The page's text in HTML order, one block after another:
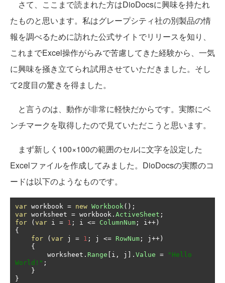
さて、ここまで読まれた方はDioDocsに興味を持たれ
たものと思います。私はグレープシティ社の別製品の情
報を調べるために訪れた公式サイトでリリースを知り、
これまでExcel操作がらみで苦慮してきた経験から、一気
に興味を掻き立てられ試用させていただきました。そし
て2度目の驚きを得ました。
と言うのは、動作が非常に軽快だからです。実際にベ
ンチマークを取得したので見ていただこうと思います。
まず新しく100×100の範囲のセルに文字を設定した
Excelファイルを作成してみました。DioDocsの実際のコ
ードは以下のようなものです。
var workbook = new Workbook();
var worksheet = workbook . ActiveSheet ;
for
( var i = 1 ; i <= ColumnNum ; i++)
{
for
( var j = 1 ; j <= RowNum ; j ++)
{
        worksheet
. Range i , j ]. Value =
"Hello
World!" ;
}
}